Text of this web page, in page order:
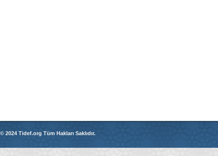
© 2024 Tidef.org Tüm Hakları Saklıdır.